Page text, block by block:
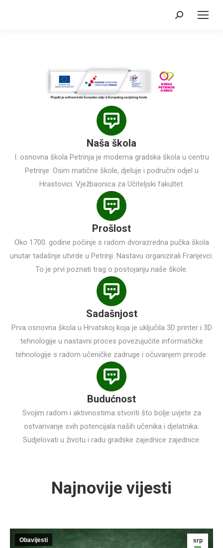
Search:
Naša škola
I. osnovna škola Petrinja je moderna gradska škola u centru
Petrinje. Osim matične škole, djeluje i područni odjel u
Hrastovici. Vježbaonica za Učiteljski fakultet.
Prošlost
Oko 1700. godine počinje s radom dvorazredna pučka škola
unutar tadašnje utvrde u Petrinji. Nastavu organizirali Franjevci.
To je prvi poznati trag o postojanju naše škole.
Sadašnjost
Prva osnovna škola u Hrvatskoj koja je uključila 3D printer i 3D
tehnologije u nastavni proces povezujućite informatičke
tehnologije s radom učeničke zadruge i očuvanjem prirode.
Budućnost
Svojim radom i aktivnostima stvoriti što bolje uvjete za
ostvarivanje svih potencijala naših učenika i djelatnika.
Sudjelovati u životu i radu gradske zajednice zajednice.
Najnovije vijesti
srp
Obavijesti